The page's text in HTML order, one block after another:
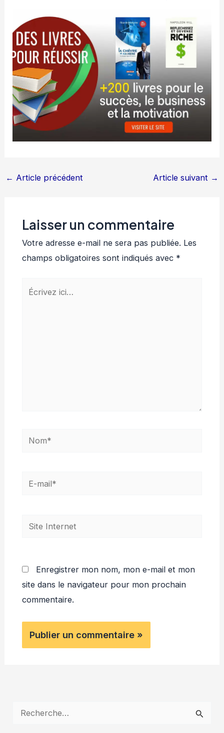
← Article précédent Article suivant →
Laisser un commentaire
Votre adresse e-mail ne sera pas publiée. Les
champs obligatoires sont indiqués avec *
Écrivez
Nom*
E-
Site
Enregistrer mon nom, mon e-mail et mon
site dans le navigateur pour mon prochain
commentaire.